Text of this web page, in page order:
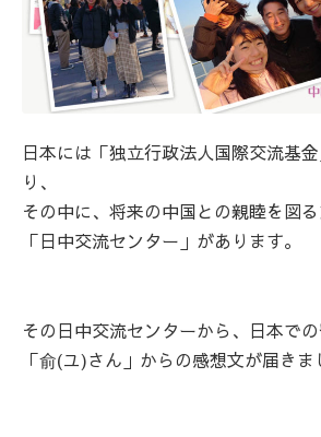
日本には「独立行政法人国際交流基
り、
その中に、将来の中国との親睦を図
「日中交流センター」があります。
その日中交流センターから、日本で
「俞(ユ)さん」からの感想文が届きま